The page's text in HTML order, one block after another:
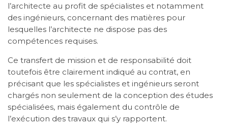
l’architecte au profit de spécialistes et notamment
des ingénieurs, concernant des matières pour
lesquelles l’architecte ne dispose pas des
compétences requises.
Ce transfert de mission et de responsabilité doit
toutefois être clairement indiqué au contrat, en
précisant que les spécialistes et ingénieurs seront
chargés non seulement de la conception des études
spécialisées, mais également du contrôle de
l’exécution des travaux qui s’y rapportent.